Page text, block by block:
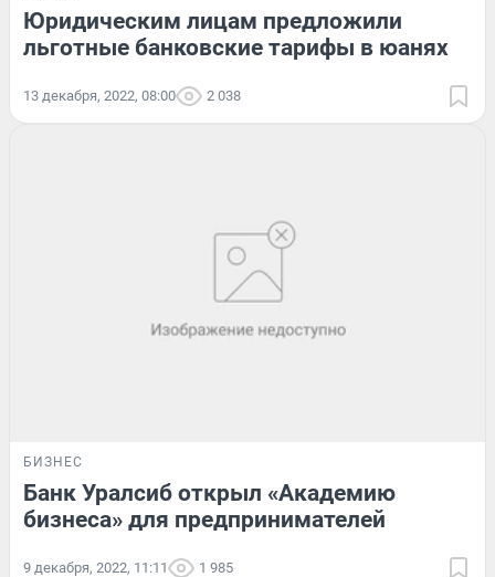
Юридическим лицам предложили
льготные банковские тарифы в юанях
13 декабря, 2022, 08:00 2 038
БИЗНЕС
Банк Уралсиб открыл «Академию
бизнеса» для предпринимателей
9 декабря, 2022, 11:11 1 985